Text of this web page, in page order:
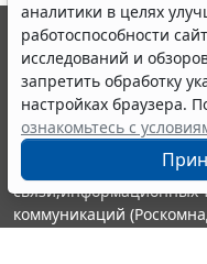
аналитики в целях
работоспособности
исследований и
запретить обработку
настройках браузера.
ознакомьтесь с
© ООО "НПП "ГАРАНТ-
выпускается с 1990
являются участниками
информации ГАРАНТ.
Портал ГАРАНТ.РУ
издания Федеральной
связи,информационных
коммуникаций